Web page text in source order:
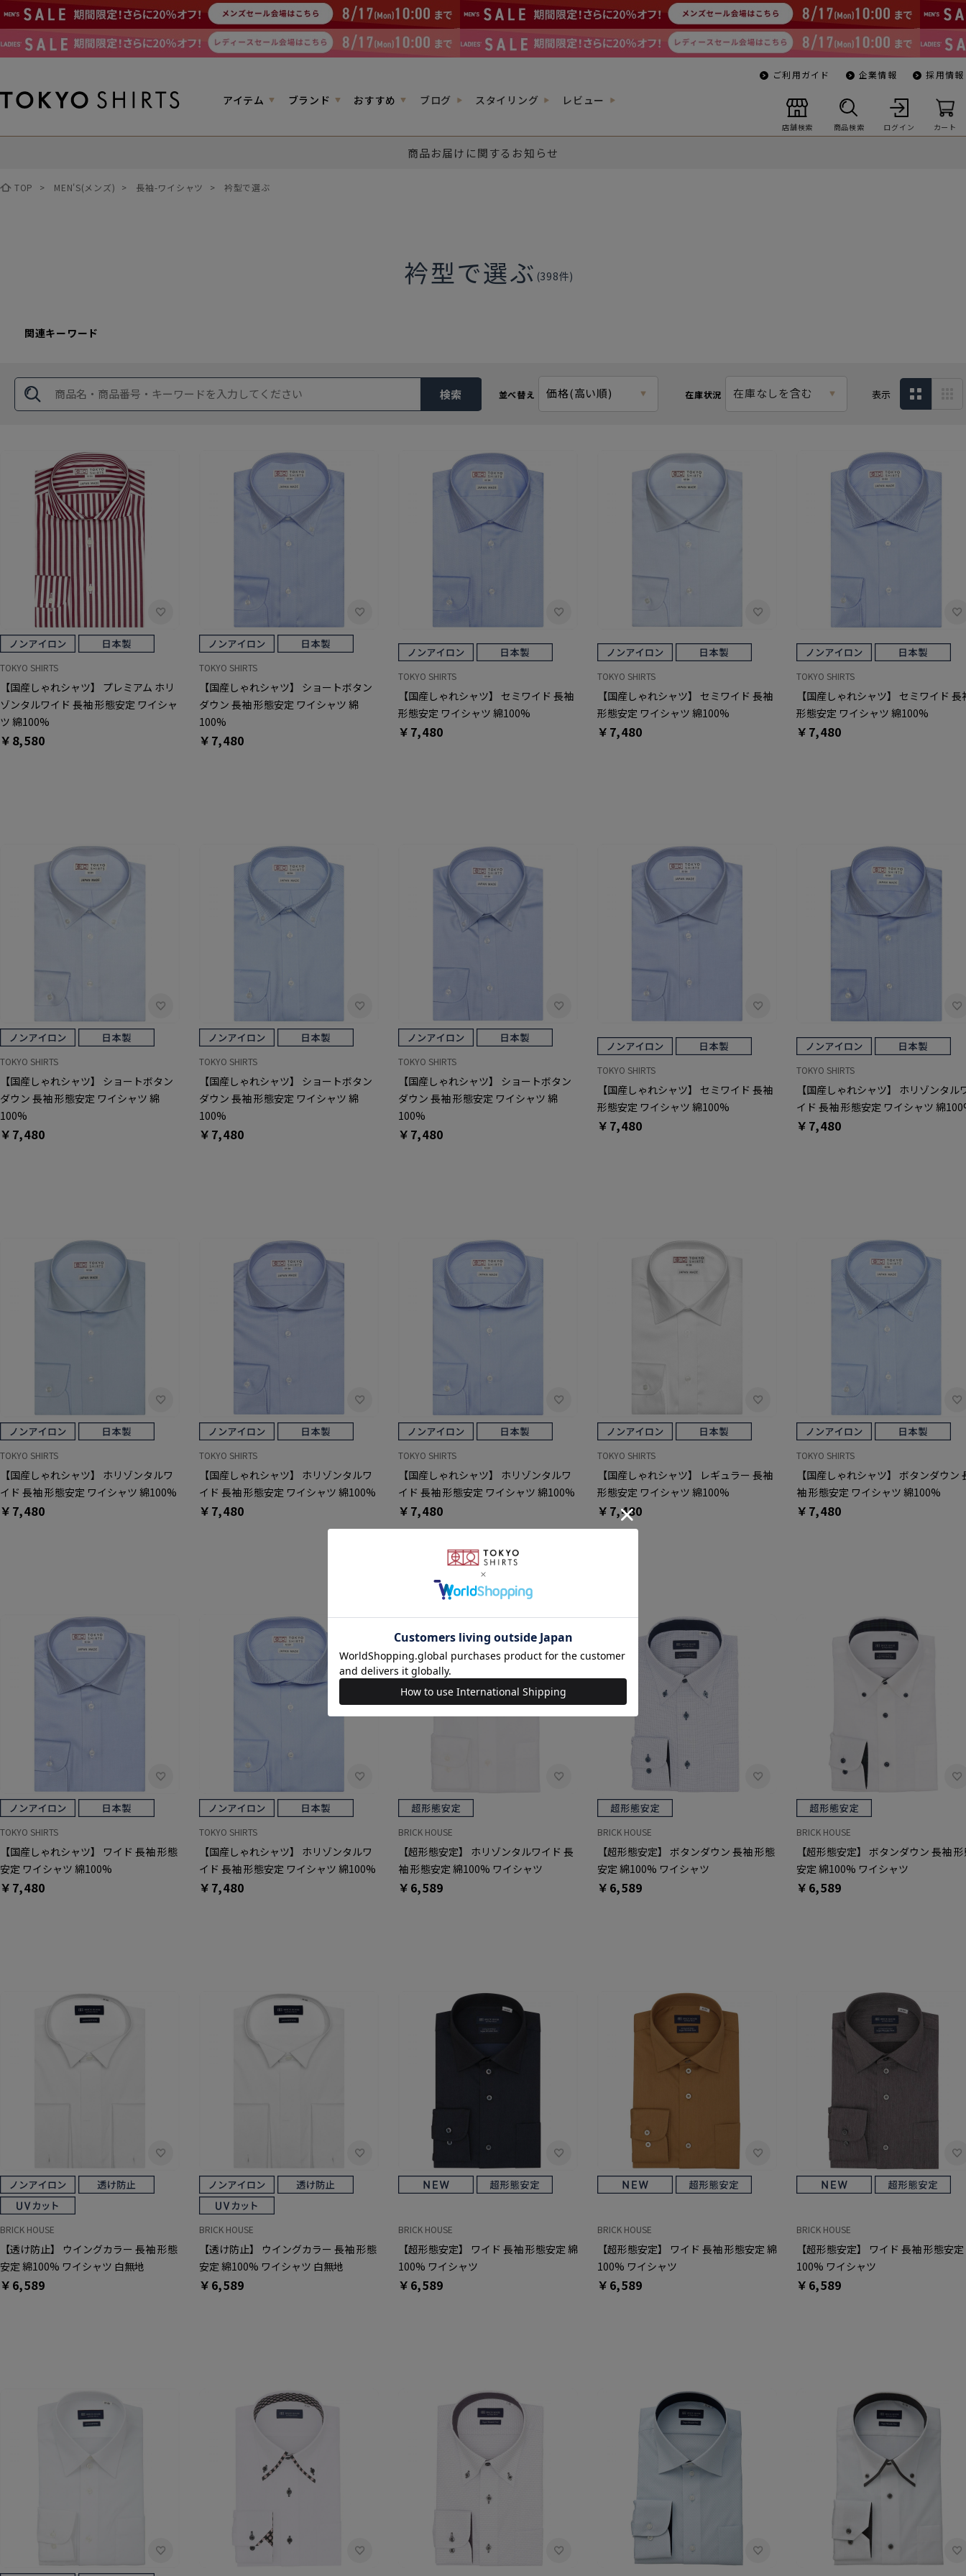
アイテム ブランド おすすめ ブログ スタイリング レビュー
ご利用ガイド 企業情報 採用情報
店舗検索 商品検索 ログイン カート
商品お届けに関するお知らせ
TOP > MEN'S(メンズ) > 長袖-ワイシャツ > 衿型で選ぶ
衿型で選ぶ (398件)
関連キーワード
検索 並べ替え 価格(高い順) 在庫状況 在庫なしを含む 表示
TOKYO SHIRTS
【国産しゃれシャツ】 プレミアム ホリ
ゾンタルワイド 長袖 形態安定 ワイシャ
ツ 綿100%
￥8,580
TOKYO SHIRTS
【国産しゃれシャツ】 ショートボタン
ダウン 長袖 形態安定 ワイシャツ 綿
100%
￥7,480
TOKYO SHIRTS
【国産しゃれシャツ】 セミワイド 長袖
形態安定 ワイシャツ 綿100%
￥7,480
TOKYO SHIRTS
【国産しゃれシャツ】 セミワイド 長袖
形態安定 ワイシャツ 綿100%
￥7,480
TOKYO SHIRTS
【国産しゃれシャツ】 セミワイド 長
形態安定 ワイシャツ 綿100%
￥7,480
TOKYO SHIRTS
【国産しゃれシャツ】 ショートボタン
ダウン 長袖 形態安定 ワイシャツ 綿
100%
￥7,480
TOKYO SHIRTS
【国産しゃれシャツ】 ショートボタン
ダウン 長袖 形態安定 ワイシャツ 綿
100%
￥7,480
TOKYO SHIRTS
【国産しゃれシャツ】 ショートボタン
ダウン 長袖 形態安定 ワイシャツ 綿
100%
￥7,480
TOKYO SHIRTS
【国産しゃれシャツ】 セミワイド 長袖
形態安定 ワイシャツ 綿100%
￥7,480
TOKYO SHIRTS
【国産しゃれシャツ】 ホリゾンタル
イド 長袖 形態安定 ワイシャツ 綿
￥7,480
TOKYO SHIRTS
【国産しゃれシャツ】 ホリゾンタルワ
イド 長袖 形態安定 ワイシャツ 綿100%
￥7,480
TOKYO SHIRTS
【国産しゃれシャツ】 ホリゾンタルワ
イド 長袖 形態安定 ワイシャツ 綿100%
￥7,480
TOKYO SHIRTS
【国産しゃれシャツ】 ホリゾンタルワ
イド 長袖 形態安定 ワイシャツ 綿100%
￥7,480
TOKYO SHIRTS
【国産しゃれシャツ】 レギュラー 長袖
形態安定 ワイシャツ 綿100%
￥7,480
TOKYO SHIRTS
【国産しゃれシャツ】 ボタンダウン
袖 形態安定 ワイシャツ 綿100%
￥7,480
TOKYO SHIRTS
【国産しゃれシャツ】 ワイド 長袖 形態
安定 ワイシャツ 綿100%
￥7,480
TOKYO SHIRTS
【国産しゃれシャツ】 ホリゾンタルワ
イド 長袖 形態安定 ワイシャツ 綿100%
￥7,480
BRICK HOUSE
【超形態安定】 ホリゾンタルワイド 長
袖 形態安定 綿100% ワイシャツ
￥6,589
BRICK HOUSE
【超形態安定】 ボタンダウン 長袖 形態
安定 綿100% ワイシャツ
￥6,589
BRICK HOUSE
【超形態安定】 ボタンダウン 長袖
安定 綿100% ワイシャツ
￥6,589
BRICK HOUSE
【透け防止】 ウイングカラー 長袖 形態
安定 綿100% ワイシャツ 白無地
￥6,589
BRICK HOUSE
【透け防止】 ウイングカラー 長袖 形態
安定 綿100% ワイシャツ 白無地
￥6,589
BRICK HOUSE
【超形態安定】 ワイド 長袖 形態安定 綿
100% ワイシャツ
￥6,589
BRICK HOUSE
【超形態安定】 ワイド 長袖 形態安定 綿
100% ワイシャツ
￥6,589
BRICK HOUSE
【超形態安定】 ワイド 長袖 形態安
100% ワイシャツ
￥6,589